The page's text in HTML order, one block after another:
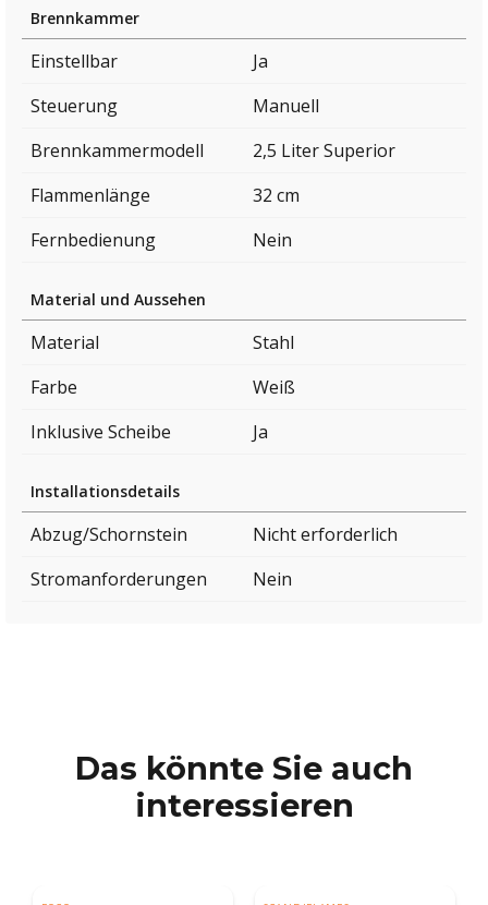
Brennkammer
Einstellbar
Ja
Steuerung
Manuell
Brennkammermodell
2,5 Liter Superior
Flammenlänge
32 cm
Fernbedienung
Nein
Material und Aussehen
Material
Stahl
Farbe
Weiß
Inklusive Scheibe
Ja
Installationsdetails
Abzug/Schornstein
Nicht erforderlich
Stromanforderungen
Nein
Das könnte Sie auch
interessieren